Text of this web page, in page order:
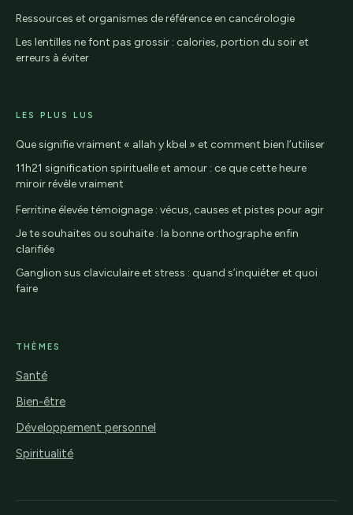
Ressources et organismes de référence en cancérologie
Les lentilles ne font pas grossir : calories, portion du soir et
erreurs à éviter
LES PLUS LUS
Que signifie vraiment « allah y kbel » et comment bien l’utiliser
11h21 signification spirituelle et amour : ce que cette heure
miroir révèle vraiment
Ferritine élevée témoignage : vécus, causes et pistes pour agir
Je te souhaites ou souhaite : la bonne orthographe enfin
clarifiée
Ganglion sus claviculaire et stress : quand s’inquiéter et quoi
faire
THÈMES
Santé
Bien-être
Développement personnel
Spiritualité